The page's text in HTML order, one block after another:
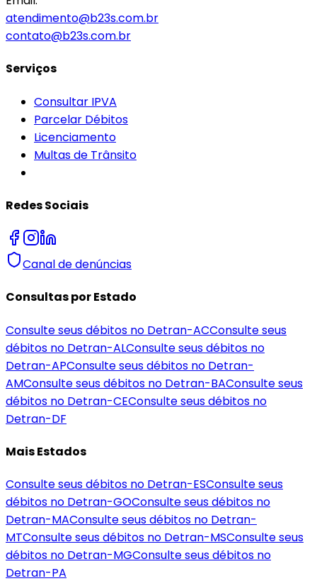
atendimento@b23s.com.br
contato@b23s.com.br
Serviços
Consultar IPVA
Parcelar Débitos
Licenciamento
Multas de Trânsito
Redes Sociais
Canal de denúncias
Consultas por Estado
Consulte seus débitos no Detran-ACConsulte seus
débitos no Detran-ALConsulte seus débitos no
Detran-APConsulte seus débitos no Detran-
AMConsulte seus débitos no Detran-BAConsulte seus
débitos no Detran-CEConsulte seus débitos no
Detran-DF
Mais Estados
Consulte seus débitos no Detran-ESConsulte seus
débitos no Detran-GOConsulte seus débitos no
Detran-MAConsulte seus débitos no Detran-
MTConsulte seus débitos no Detran-MSConsulte seus
débitos no Detran-MGConsulte seus débitos no
Detran-PA